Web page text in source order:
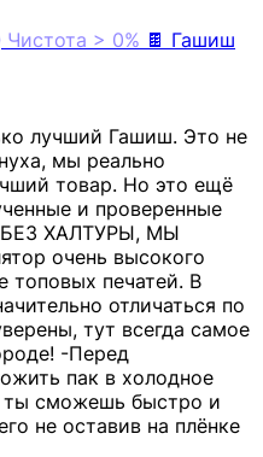
Чистота > 0% 🍫 Гашиш
лучший Гашиш. Это не
мы реально
товар. Но это ещё
и проверенные
ХАЛТУРЫ, МЫ
очень высокого
топовых печатей. В
отличаться по
тут всегда самое
-Перед
пак в холодное
ты сможешь быстро и
не оставив на плёнке